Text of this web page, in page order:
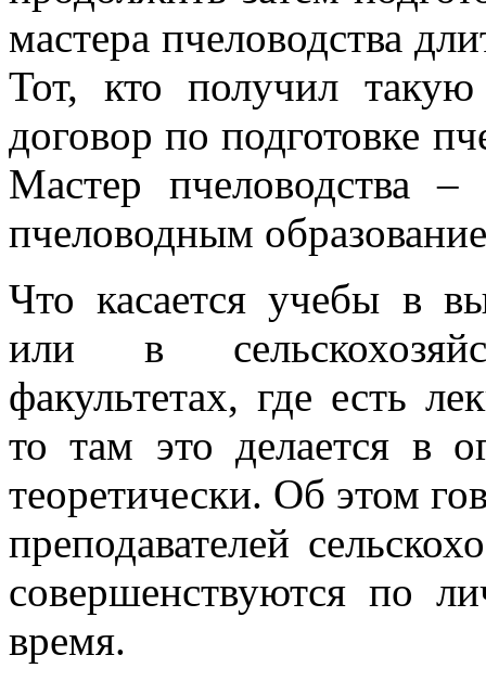
мастера пчеловодства
Тот, кто получил такую
договор по подготовке
Мастер пчеловодства
пчеловодным
Что касается учебы в
или в
факультетах, где есть
то там это делается в
теоретически. Об этом
преподавателей
совершенствуются по
время.